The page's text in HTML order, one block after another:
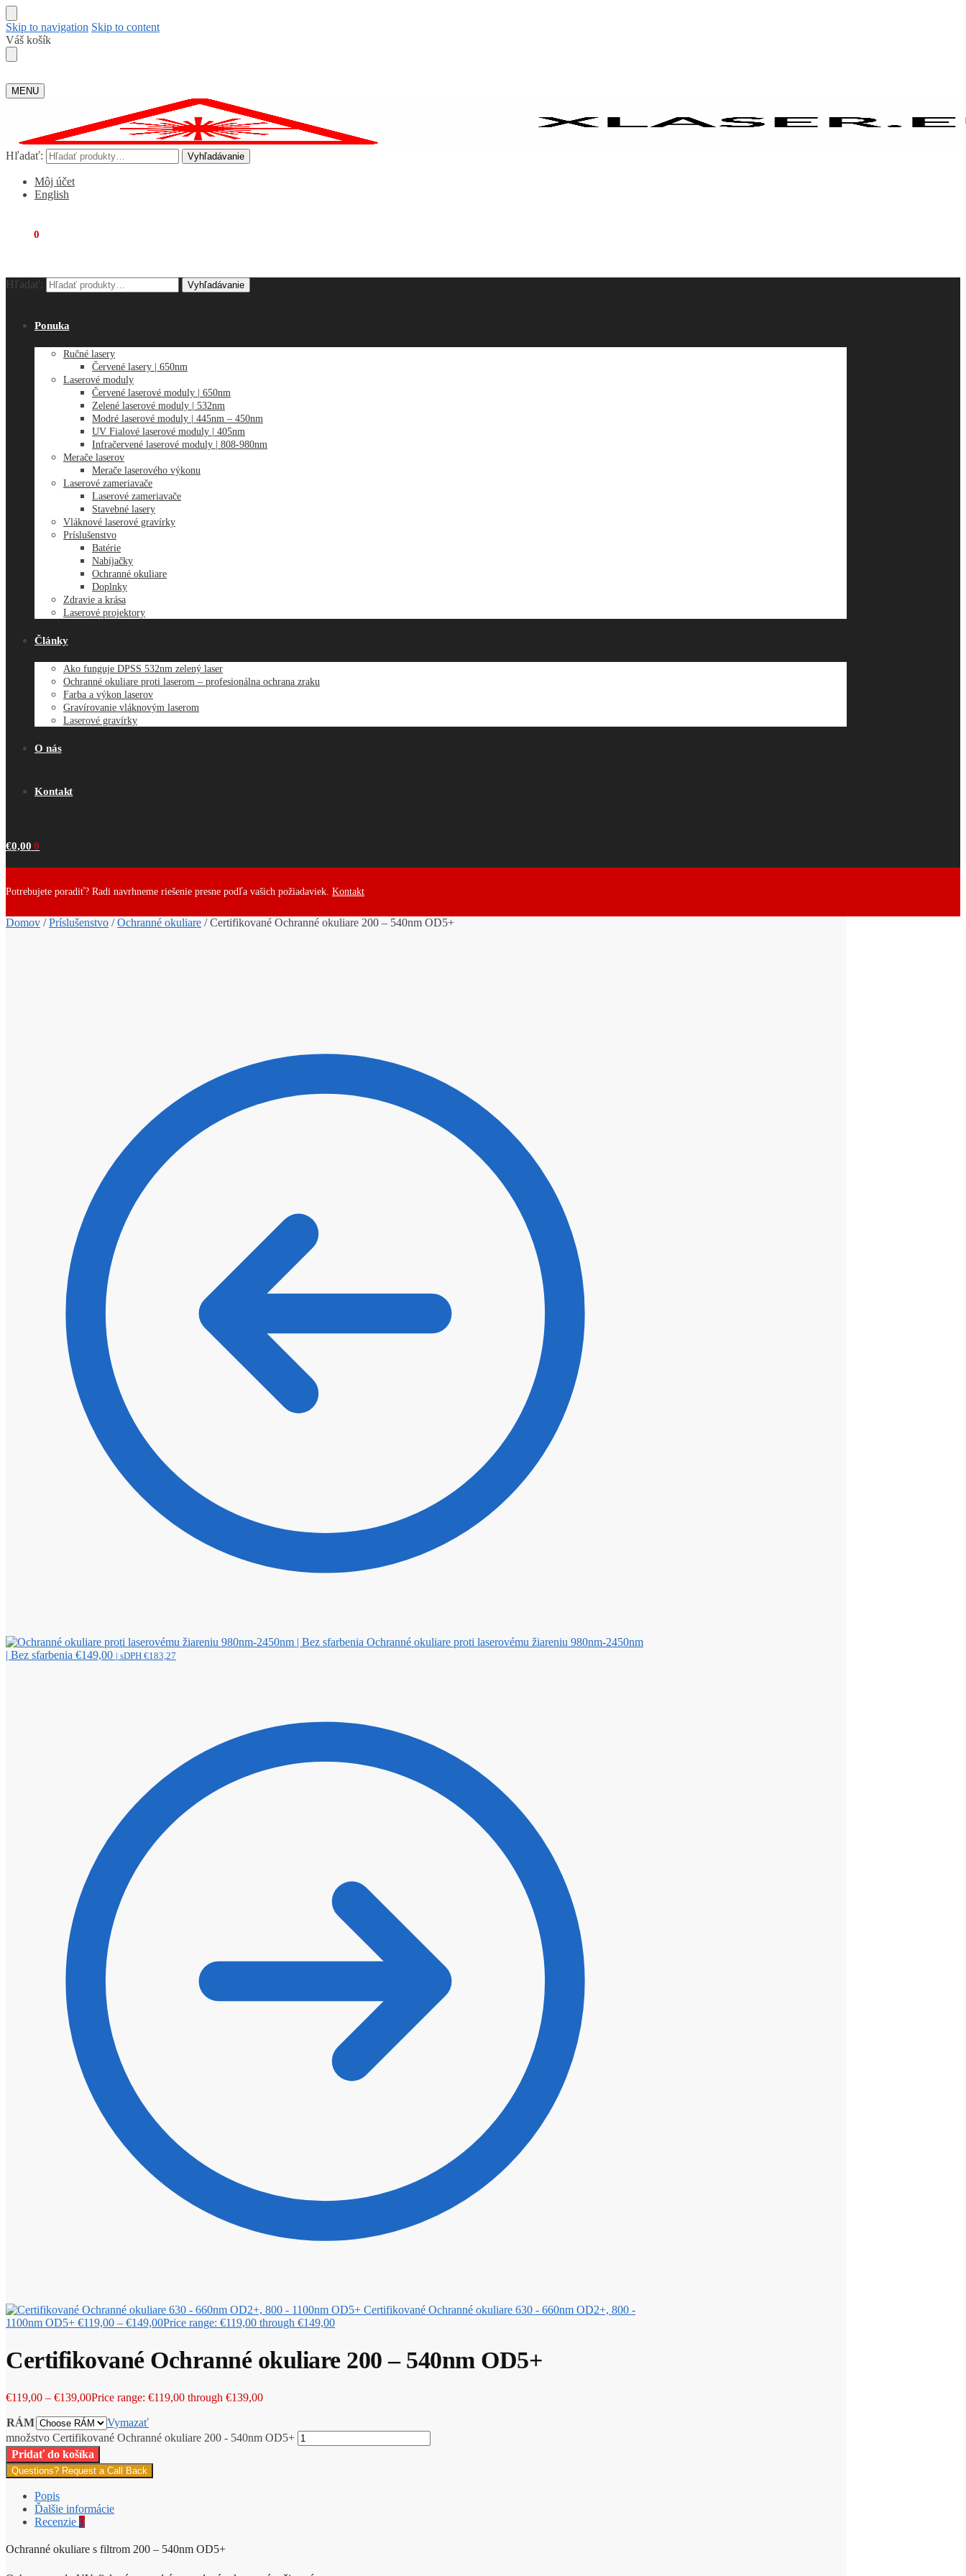
Skip to navigation Skip to content
Váš košík
MENU
Hľadať: Vyhľadávanie
Môj účet
English
0
Hľadať: Vyhľadávanie
Ponuka
Ručné lasery
Červené lasery | 650nm
Laserové moduly
Červené laserové moduly | 650nm
Zelené laserové moduly | 532nm
Modré laserové moduly | 445nm – 450nm
UV Fialové laserové moduly | 405nm
Infračervené laserové moduly | 808-980nm
Merače laserov
Merače laserového výkonu
Laserové zameriavače
Laserové zameriavače
Stavebné lasery
Vláknové laserové gravírky
Príslušenstvo
Batérie
Nabíjačky
Ochranné okuliare
Doplnky
Zdravie a krása
Laserové projektory
Články
Ako funguje DPSS 532nm zelený laser
Ochranné okuliare proti laserom – profesionálna ochrana zraku
Farba a výkon laserov
Gravírovanie vláknovým laserom
Laserové gravírky
O nás
Kontakt
€0,00 0
Potrebujete poradiť? Radi navrhneme riešenie presne podľa vašich požiadaviek. Kontakt
Domov /Príslušenstvo /Ochranné okuliare /Certifikované Ochranné okuliare 200 – 540nm OD5+
Ochranné okuliare proti laserovému žiareniu 980nm-2450nm
| Bez sfarbenia €149,00 | sDPH €183,27
Certifikované Ochranné okuliare 630 - 660nm OD2+, 800 -
1100nm OD5+ €119,00 – €149,00Price range: €119,00 through €149,00
Certifikované Ochranné okuliare 200 – 540nm OD5+
€119,00 – €139,00Price range: €119,00 through €139,00
RÁM
Vymazať
množstvo Certifikované Ochranné okuliare 200 - 540nm OD5+
Pridať do košíka
Questions? Request a Call Back
Popis
Ďalšie informácie
Recenzie 0
Ochranné okuliare s filtrom 200 – 540nm OD5+